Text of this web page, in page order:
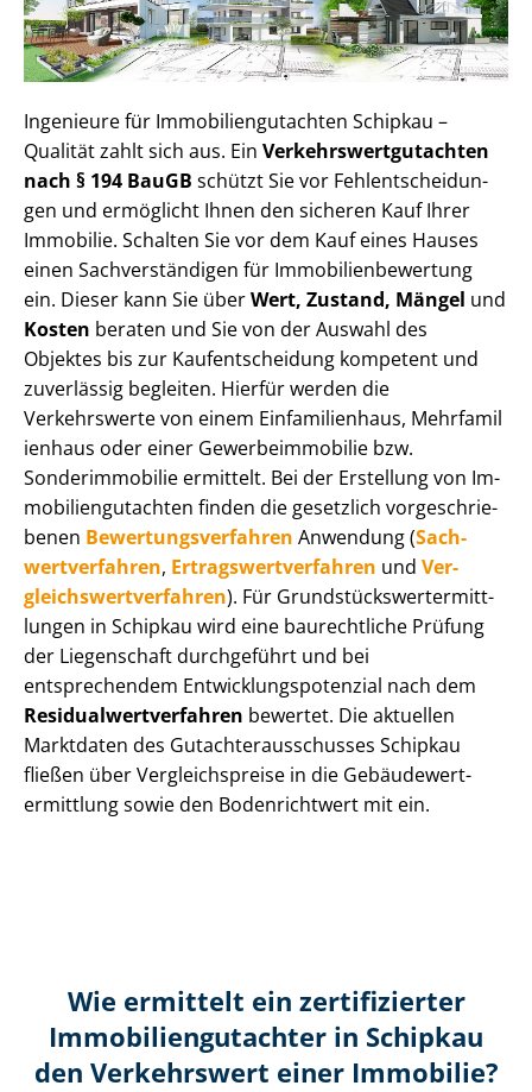
Ingenieure für Im­mo­bi­li­en­gut­ach­ten Schipkau –
Qualität zahlt sich aus. Ein Ver­kehrs­wert­gut­ach­ten
nach § 194 BauGB schützt Sie vor Fehl­ent­schei­dun­
gen und ermöglicht Ihnen den sicheren Kauf Ihrer
Immobilie. Schalten Sie vor dem Kauf eines Hauses
einen Sach­ver­stän­di­gen für Im­mo­bi­li­en­be­wer­tung
ein. Dieser kann Sie überWert, Zustand, Mängel und
Kosten beraten und Sie von der Auswahl des
Objektes bis zur Kauf­ent­schei­dung kompetent und
zuverlässig begleiten. Hierfür werden die
Verkehrswerte von einem Einfamilienhaus, Mehr­fa­mi­l
i­en­haus oder einer Ge­wer­be­im­mo­bi­lie bzw.
Sonderimmobilie ermittelt. Bei der Erstellung von Im­
mo­bi­li­en­gut­ach­ten finden die gesetzlich vor­ge­schrie­
be­nen Be­wer­tungs­ver­fah­ren Anwendung (Sach­
wert­ver­fah­ren, Er­trags­wert­ver­fah­ren und Ver­
gleichs­wert­ver­fah­ren). Für Grund­stücks­wert­ermitt­
lun­gen in Schipkau wird eine baurechtliche Prüfung
der Liegenschaft durchgeführt und bei
entsprechendem Ent­wick­lungs­po­ten­zi­al nach dem
Re­si­du­al­wert­ver­fah­ren bewertet. Die aktuellen
Marktdaten des Gut­ach­ter­aus­schus­ses Schipkau
fließen über Ver­gleichs­prei­se in die Ge­bäu­de­wert­
ermitt­lung sowie den Bodenrichtwert mit ein.
Wie ermittelt ein zertifizierter
Immobilien­gutachter in Schipkau
den Verkehrswert einer Immobilie?